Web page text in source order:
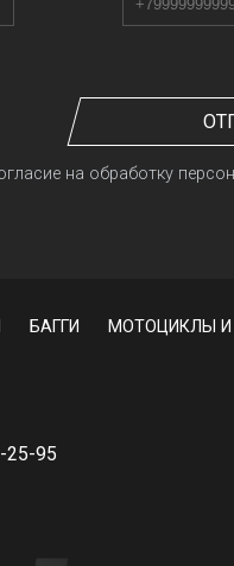
на обработку
БАГГИ МОТОЦИКЛЫ И
25-95